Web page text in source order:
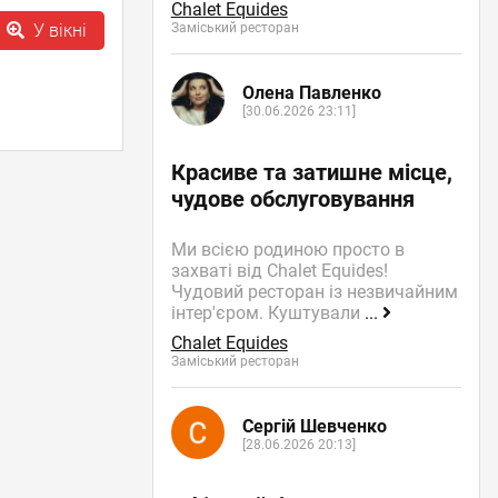
У вікні
Chalet Equides
Заміський ресторан
Олена Павленко
[30.06.2026 23:11]
Красиве та затишне місце,
чудове обслуговування
Ми всією родиною просто в
захваті від Chalet Equides!
Чудовий ресторан із незвичайним
інтер'єром. Куштували ...
Chalet Equides
Заміський ресторан
Сергій Шевченко
[28.06.2026 20:13]